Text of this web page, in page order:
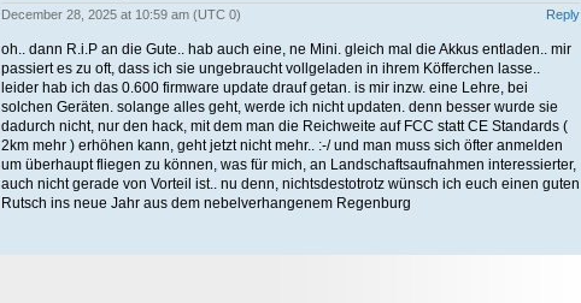
December 28, 2025 at 10:59 am (UTC 0) Reply
oh.. dann R.i.P an die Gute.. hab auch eine, ne Mini. gleich mal die Akkus entladen.. mir
passiert es zu oft, dass ich sie ungebraucht vollgeladen in ihrem Köfferchen lasse..
leider hab ich das 0.600 firmware update drauf getan. is mir inzw. eine Lehre, bei
solchen Geräten. solange alles geht, werde ich nicht updaten. denn besser wurde sie
dadurch nicht, nur den hack, mit dem man die Reichweite auf FCC statt CE Standards (
2km mehr ) erhöhen kann, geht jetzt nicht mehr.. :-/ und man muss sich öfter anmelden
um überhaupt fliegen zu können, was für mich, an Landschaftsaufnahmen interessierter,
auch nicht gerade von Vorteil ist.. nu denn, nichtsdestotrotz wünsch ich euch einen guten
Rutsch ins neue Jahr aus dem nebelverhangenem Regenburg